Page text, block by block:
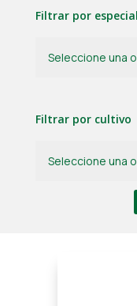
Filtrar por
Filtrar por cultivo